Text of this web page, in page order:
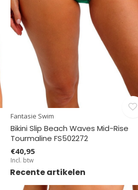
Fantasie Swim
Bikini Slip Beach Waves Mid-Rise
Tourmaline FS502272
€40,95
Incl. btw
Recente artikelen